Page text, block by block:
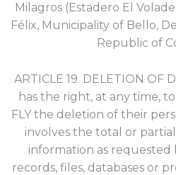
Milagros (Estadero El
Félix, Municipality of Bello,
Republic of
ARTICLE 19. DELETION OF
has the right, at any time,
FLY the deletion of their
involves the total or
information as
records, files, databases or